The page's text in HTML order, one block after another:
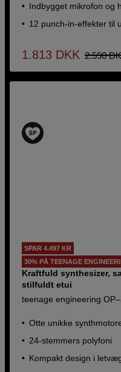
Indbygget mikrofon og
12 punch-in-effekter til
1.813 DKK 2.590
SPAR 4.497 KR
30% PÅ TEENAGE
Kraftfuld synthesizer,
stilfuldt etui
teenage engineering
Otte unikke
24-stemmers polyfoni
Kompakt design i